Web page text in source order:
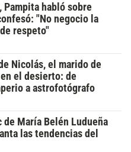
Pampita habló sobre
"No negocio la
respeto"
Nicolás, el marido de
el desierto: de
a astrofotógrafo
de María Belén Ludueña
las tendencias del